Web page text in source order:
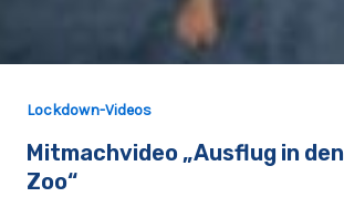
Lockdown-Videos
Mitmachvideo „Ausflug in den
Zoo“